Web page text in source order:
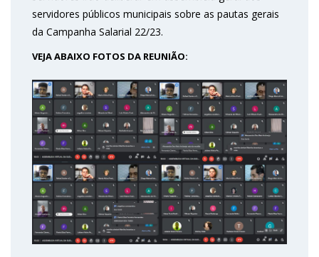
servidores públicos municipais sobre as pautas gerais
da Campanha Salarial 22/23.
VEJA ABAIXO FOTOS DA REUNIÃO: